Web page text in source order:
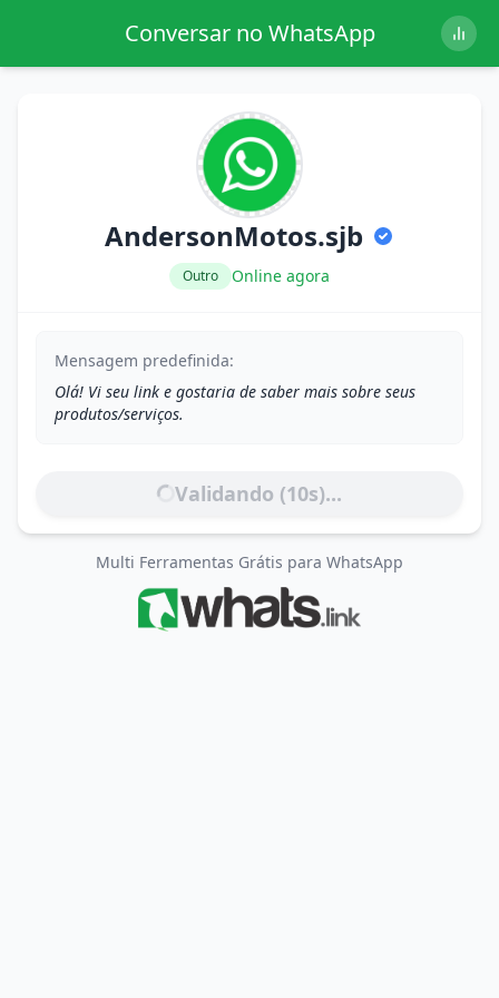
Conversar no WhatsApp
AndersonMotos.sjb
Outro Online agora
Mensagem predefinida:
Olá! Vi seu link e gostaria de saber mais sobre seus
produtos/serviços.
Validando (10s)...
Multi Ferramentas Grátis para WhatsApp